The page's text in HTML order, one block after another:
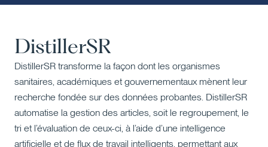
DistillerSR
DistillerSR transforme la façon dont les organismes
sanitaires, académiques et gouvernementaux mènent leur
recherche fondée sur des données probantes. DistillerSR
automatise la gestion des articles, soit le regroupement, le
tri et l’évaluation de ceux-ci, à l’aide d’une intelligence
artificielle et de flux de travail intelligents, permettant aux